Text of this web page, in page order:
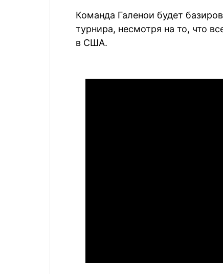
Команда Галенои будет
турнира, несмотря на то, что
в США.